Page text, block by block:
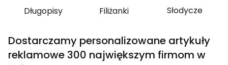
Długopisy Filiżanki Słodycze
Dostarczamy personalizowane artykuły
reklamowe 300 największym firmom w